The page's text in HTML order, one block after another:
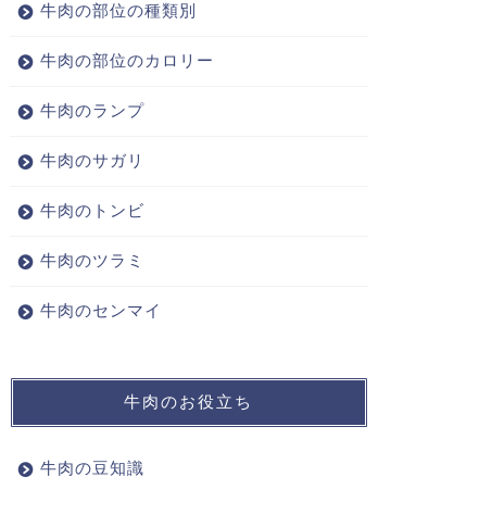
牛肉の部位の種類別
牛肉の部位のカロリー
牛肉のランプ
牛肉のサガリ
牛肉のトンビ
牛肉のツラミ
牛肉のセンマイ
牛肉のお役立ち
牛肉の豆知識